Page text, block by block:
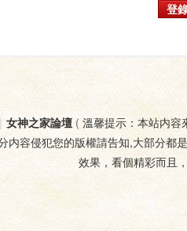
登
| 女神之家論壇( 溫馨提示：本站内容
内容侵犯您的版權請告知,大部分都
效果，看個精彩而且